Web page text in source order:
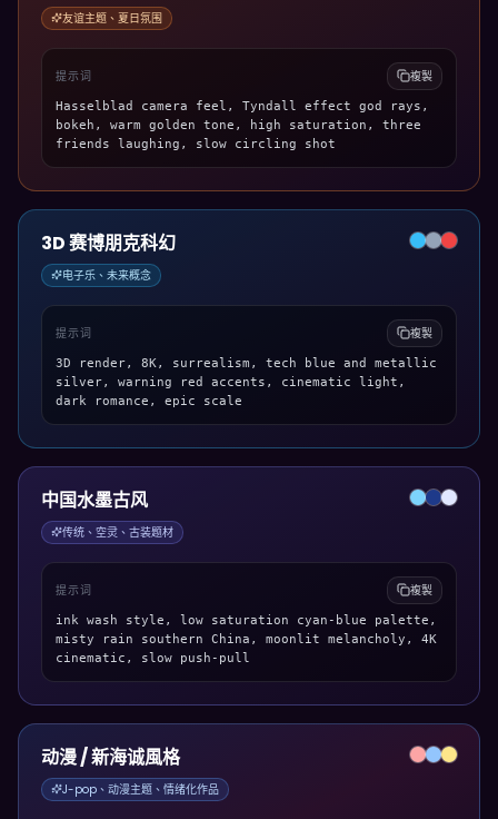
友谊主题、夏日氛围
提示词 複製
Hasselblad camera feel, Tyndall effect god rays,
bokeh, warm golden tone, high saturation, three
friends laughing, slow circling shot
3D 赛博朋克科幻
电子乐、未来概念
提示词 複製
3D render, 8K, surrealism, tech blue and metallic
silver, warning red accents, cinematic light,
dark romance, epic scale
中国水墨古风
传统、空灵、古装题材
提示词 複製
ink wash style, low saturation cyan-blue palette,
misty rain southern China, moonlit melancholy, 4K
cinematic, slow push-pull
动漫 / 新海诚風格
J-pop、动漫主题、情绪化作品